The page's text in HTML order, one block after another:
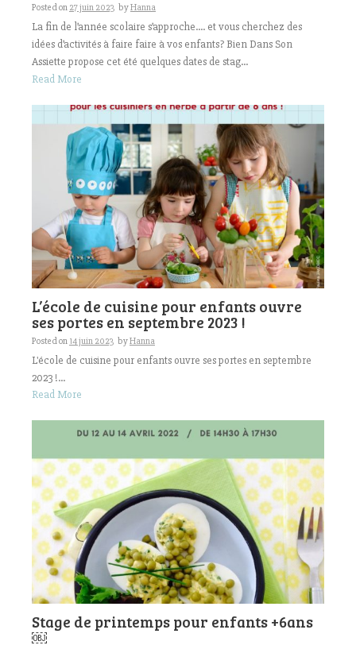
Posted on 27 juin 2023 byHanna
La fin de l’année scolaire s’approche…. et vous cherchez des
idées d’activités à faire faire à vos enfants? Bien Dans Son
Assiette propose cet été quelques dates de stag...
Read More
L’école de cuisine pour enfants ouvre
ses portes en septembre 2023 !
Posted on 14 juin 2023 byHanna
L'école de cuisine pour enfants ouvre ses portes en septembre
2023 !...
Read More
Stage de printemps pour enfants +6ans
￼